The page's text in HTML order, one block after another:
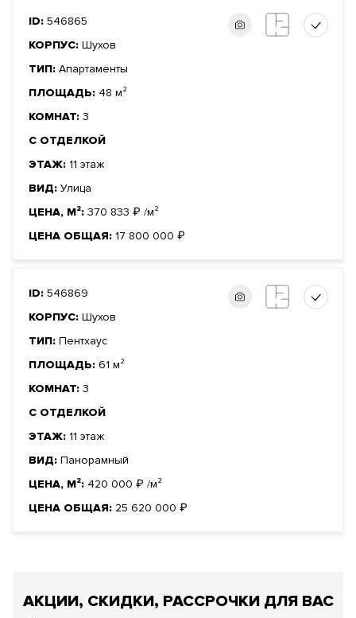
ID: 546865
КОРПУС: Шухов
ТИП: Апартаменты
ПЛОЩАДЬ: 48 м²
КОМНАТ: 3
С ОТДЕЛКОЙ
ЭТАЖ: 11 этаж
ВИД: Улица
ЦЕНА, М²: 370 833 ₽ /м²
ЦЕНА ОБЩАЯ: 17 800 000 ₽
ID: 546869
КОРПУС: Шухов
ТИП: Пентхаус
ПЛОЩАДЬ: 61 м²
КОМНАТ: 3
С ОТДЕЛКОЙ
ЭТАЖ: 11 этаж
ВИД: Панорамный
ЦЕНА, М²: 420 000 ₽ /м²
ЦЕНА ОБЩАЯ: 25 620 000 ₽
АКЦИИ, СКИДКИ, РАССРОЧКИ ДЛЯ ВАС